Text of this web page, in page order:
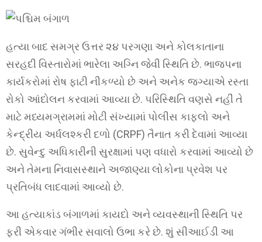
હત્યા બાદ સમગ્ર ઉત્તર ૨૪ પરગણા અને કોલકાતાના
સરહદી વિસ્તારોમાં ભારેલા અગ્નિ જેવી સ્થિતિ છે. ભાજપના
કાર્યકરોમાં રોષ ફાટી નીકળ્યો છે અને અનેક જગ્યાએ રસ્તા
રોકો આંદોલન કરવામાં આવ્યા છે. પરિસ્થિતિ વણસે નહીં તે
માટે મધ્યમગ્રામમાં મોટી સંખ્યામાં પોલીસ કાફલો અને
કેન્દ્રીય અર્ધલશ્કરી દળો (CRPF) તૈનાત કરી દેવામાં આવ્યા
છે. સુવેન્દુ અધિકારીની સુરક્ષામાં પણ વધારો કરવામાં આવ્યો છે
અને તેમના નિવાસસ્થાને અજાણ્યા લોકોના પ્રવેશ પર
પ્રતિબંધ લાદવામાં આવ્યો છે.
આ હત્યાકાંડ બંગાળમાં કાયદો અને વ્યવસ્થાની સ્થિતિ પર
ફરી એકવાર ગંભીર સવાલો ઉભા કરે છે. શું સીઆઈડી આ